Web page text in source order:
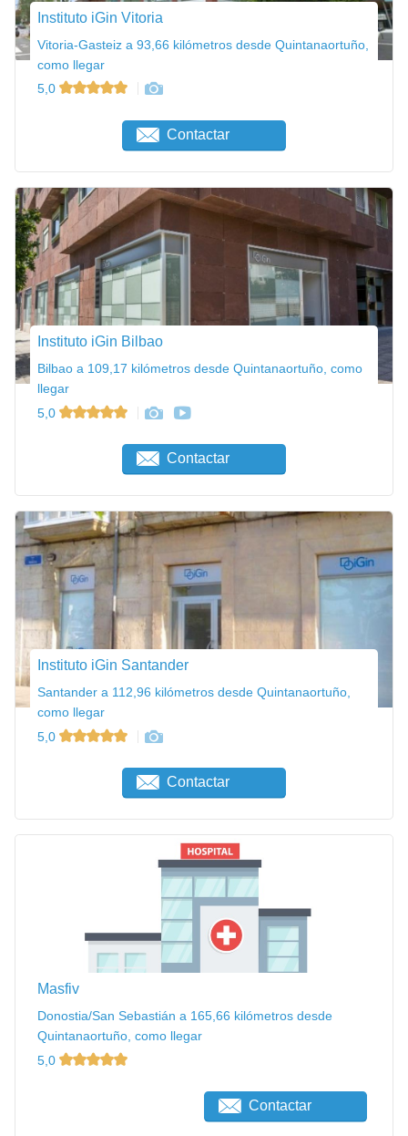
Instituto iGin Vitoria
Vitoria-Gasteiz a 93,66 kilómetros desde Quintanaortuño,
como llegar
5,0
Contactar
Instituto iGin Bilbao
Bilbao a 109,17 kilómetros desde Quintanaortuño, como
llegar
5,0
Contactar
Instituto iGin Santander
Santander a 112,96 kilómetros desde Quintanaortuño,
como llegar
5,0
Contactar
Masfiv
Donostia/San Sebastián a 165,66 kilómetros desde
Quintanaortuño, como llegar
5,0
Contactar